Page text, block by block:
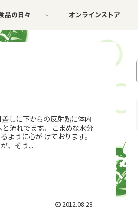
品の日々 オンラインストア
しに下からの反射熱に体内
流れでます。 こまめな水分
ように心が けております。
、そう...
2012.08.28